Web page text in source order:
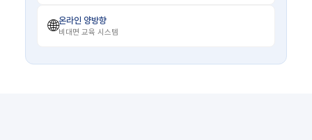
🌐온라인 양방향
비대면 교육 시스템